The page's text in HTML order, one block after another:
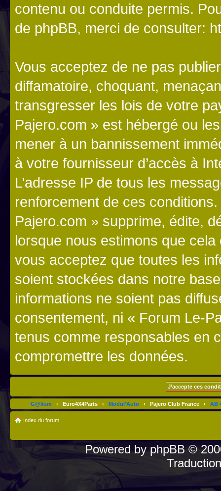
contenu ou conduite permis.
de phpBB, merci de consulter:
Vous acceptez de ne pas
diffamatoire, choquant,
transgresser les lois de votre
Pajero.com » est hébergé ou
mener à un bannissement
à votre fournisseur d’accès à
L’adresse IP de tous les
renforcement de ces
Pajero.com » supprime, édite,
lorsque nous estimons que cela
vous acceptez que toutes les
soient stockées dans notre
informations ne soient pas
consentement, ni « Forum Le-
tenus comme responsables en
compromettre les données.
G@lium ‹ Euro4X4Parts ‹ Modul'Auto ‹ Pajero Club France ‹ AB
Index du forum
Powered byphpBB©